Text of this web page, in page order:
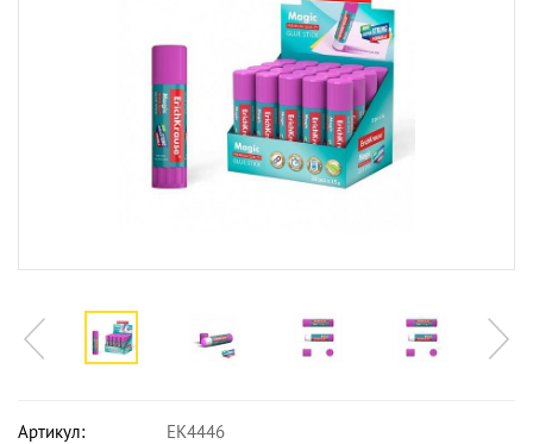
Артикул:
EK4446